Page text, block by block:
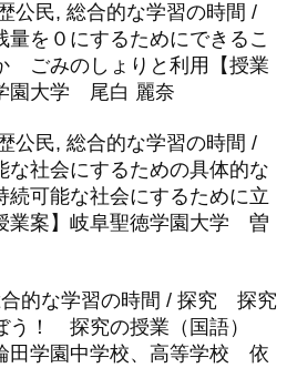
民, 総合的な学習の時間 /
を０にするためにできるこ
ごみのしょりと利用【授業
園大学 尾白 麗奈
民, 総合的な学習の時間 /
社会にするための具体的な
可能な社会にするために立
業案】岐阜聖徳学園大学 曽
的な学習の時間 / 探究 探究
う！ 探究の授業（国語）
田学園中学校、高等学校 依